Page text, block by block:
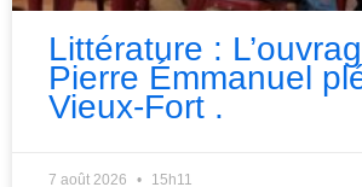
Littérature :
Pierre Émmanuel
Vieux-Fort .
7 août 2026 15h11